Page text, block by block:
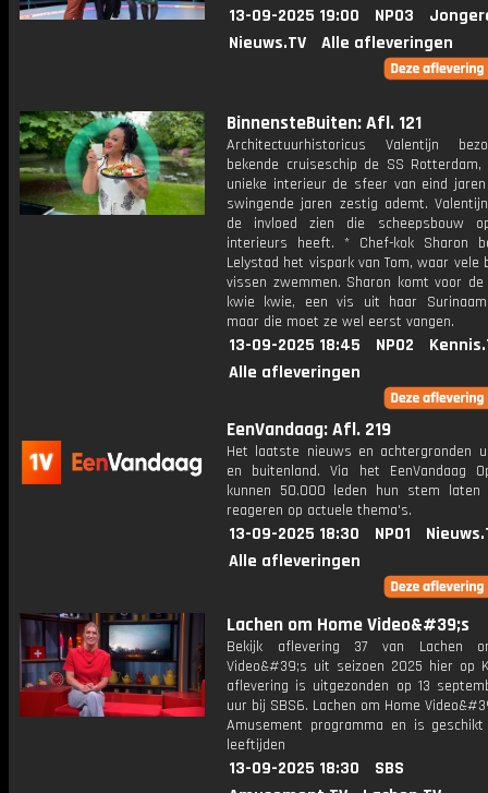
13-09-2025 19:00 NPO3
Nieuws.TV
Alle afleveringen
BinnensteBuiten: Afl. 121
Architectuurhistoricus Valentijn
bekende cruiseschip de SS
unieke interieur de sfeer van eind
swingende jaren zestig ademt.
de invloed zien die scheepsbouw
interieurs heeft. * Chef-kok Sharon
Lelystad het vispark van Tom, waar vele
vissen zwemmen. Sharon komt voor
kwie kwie, een vis uit haar
maar die moet ze wel eerst vangen.
13-09-2025 18:45 NPO2
Alle afleveringen
EenVandaag: Afl. 219
Het laatste nieuws en achtergronden
en buitenland. Via het EenVandaag
kunnen 50.000 leden hun stem laten
reageren op actuele thema's.
13-09-2025 18:30 NPO1
Alle afleveringen
Lachen om Home Video&#39;s
Bekijk aflevering 37 van Lachen
Video&#39;s uit seizoen 2025 hier op
aflevering is uitgezonden op 13
uur bij SBS6. Lachen om Home
Amusement programma en is
leeftijden
13-09-2025 18:30
SBS